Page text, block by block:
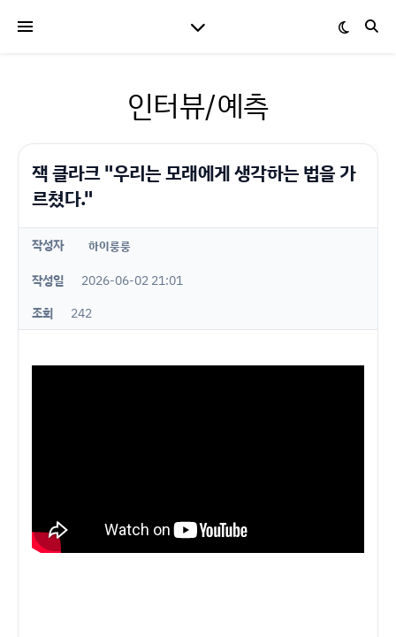
인터뷰/예측
잭 클라크 "우리는 모래에게 생각하는 법을 가
르쳤다."
작성자 하이룽룽
작성일
2026-06-02 21:01
조회
242